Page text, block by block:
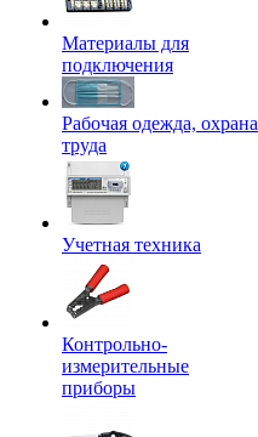
Материалы для
подключения
Рабочая одежда, охрана
труда
Учетная техника
Контрольно-
измерительные
приборы